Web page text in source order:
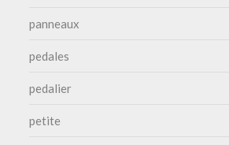
panneaux
pedales
pedalier
petite